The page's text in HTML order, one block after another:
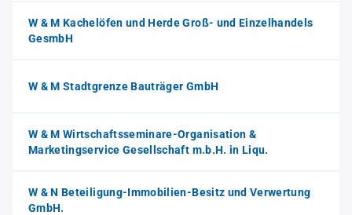
W & M Kachelöfen und Herde Groß- und Einzelhandels
GesmbH
W & M Stadtgrenze Bauträger GmbH
W & M Wirtschaftsseminare-Organisation &
Marketingservice Gesellschaft m.b.H. in Liqu.
W & N Beteiligung-Immobilien-Besitz und Verwertung
GmbH.